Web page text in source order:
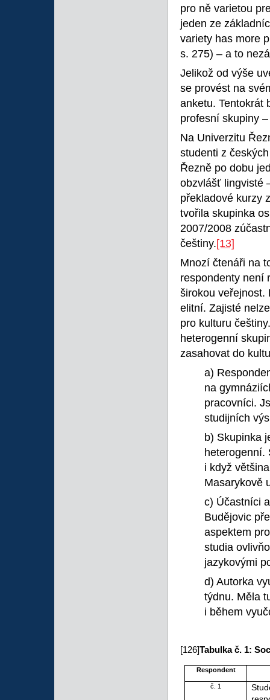
pro ně varietou
jeden ze
variety has more
s. 275) – a to
Jelikož od výše
se provést na
anketu. Tentokrát
profesní skupiny
Na Univerzitu
studenti z
Řezně po dobu
obzvlášť lingvisté
překladové kurzy
tvořila skupinka
2007/2008
češtiny.[13]
Mnozí čtenáři na
respondenty není
širokou veřejnost.
elitní. Zajisté
pro kulturu
heterogenní
zasahovat do
a)
na
pracovníci.
studijních
b) Skupinka
heterogenní.
i když
Masarykově
c) Účastníci
Budějovic
aspektem
studia
jazykovými
d) Autorka
týdnu. Měla
i během
[126]Tabulka č. 1:
Respondent
č. 1